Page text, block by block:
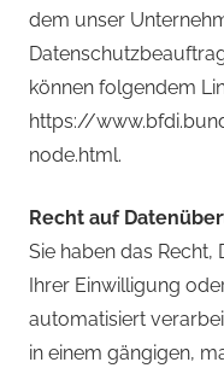
dem unser
können folgendem
https://
node.html.
Recht auf
Sie haben das Recht,
Ihrer Einwilligung
automatisiert
in einem gängigen,